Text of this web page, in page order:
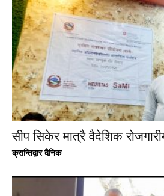
सीप सिकेर मात्रै वैदेशिक
क्रान्तिद्वार दैनिक